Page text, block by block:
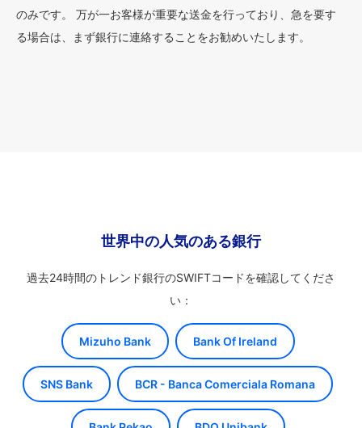
のみです。 万が一お客様が重要な送金を行っており、急を要す
る場合は、まず銀行に連絡することをお勧めいたします。
世界中の人気のある銀行
過去24時間のトレンド銀行のSWIFTコードを確認してくださ
い：
Mizuho Bank Bank Of Ireland
SNS Bank BCR - Banca Comerciala Romana